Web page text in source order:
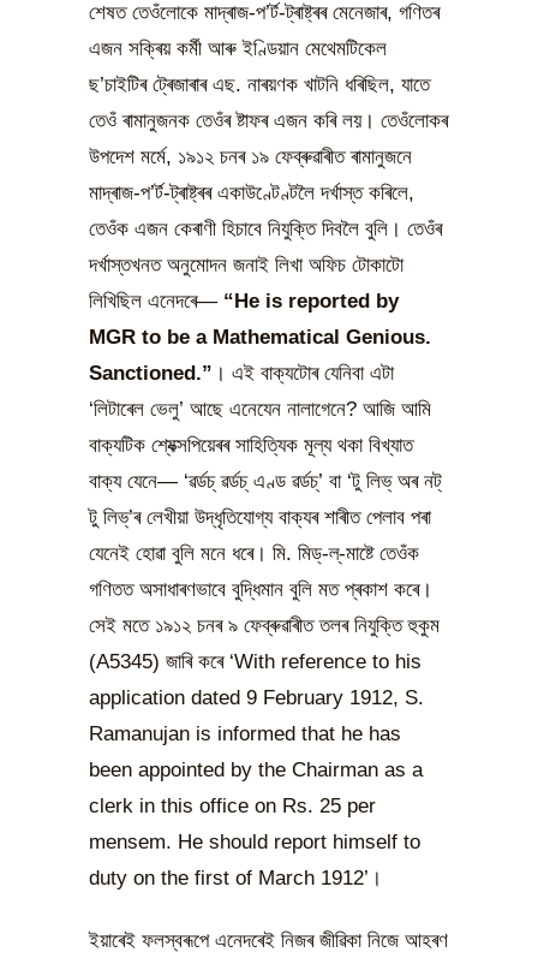
শেষত তেওঁলোকে মাদ্ৰাজ-প’ৰ্ট-ট্ৰাষ্ট্ৰৰ মেনেজাৰ, গণিতৰ
এজন সক্ৰিয় কৰ্মী আৰু ইণ্ডিয়ান মেথেমটিকেল
ছ’চাইটিৰ ট্ৰেজাৰাৰ এছ. নাৰয়ণক খাটনি ধৰিছিল, যাতে
তেওঁ ৰামানুজনক তেওঁৰ ষ্টাফৰ এজন কৰি লয়। তেওঁলোকৰ
উপদেশ মৰ্মে, ১৯১২ চনৰ ১৯ ফেব্ৰুৱাৰীত ৰামানুজনে
মাদ্ৰাজ-প’ৰ্ট-ট্ৰাষ্ট্ৰৰ একাউণ্টেণ্টলৈ দৰ্খাস্ত কৰিলে,
তেওঁক এজন কেৰাণী হিচাবে নিযুক্তি দিবলৈ বুলি। তেওঁৰ
দৰ্খাস্তখনত অনুমোদন জনাই লিখা অফিচ টোকাটো
লিখিছিল এনেদৰে— “He is reported by
MGR to be a Mathematical Genious.
Sanctioned.” । এই বাক্যটোৰ যেনিবা এটা
‘লিটাৰেল ভেলু’ আছে এনেযেন নালাগেনে? আজি আমি
বাক্যটিক শ্যেক্সপিয়েৰৰ সাহিত্যিক মূল্য থকা বিখ্যাত
বাক্য যেনে— ‘ৱৰ্ডচ্ ৱৰ্ডচ্ এণ্ড ৱৰ্ডচ্’ বা ‘টু লিভ্ অৰ নট্
টু লিভ্’ৰ লেখীয়া উদ্ধৃতিযোগ্য বাক্যৰ শাৰীত পেলাব পৰা
যেনেই হোৱা বুলি মনে ধৰে। মি. মিড্-ল্-মাষ্টে তেওঁক
গণিতত অসাধাৰণভাবে বুদ্ধিমান বুলি মত প্ৰকাশ কৰে।
সেই মতে ১৯১২ চনৰ ৯ ফেব্ৰুৱাৰীত তলৰ নিযুক্তি হুকুম
(A5345) জাৰি কৰে ‘With reference to his
application dated 9 February 1912, S.
Ramanujan is informed that he has
been appointed by the Chairman as a
clerk in this office on Rs. 25 per
mensem. He should report himself to
duty on the first of March 1912’।
ইয়াৰেই ফলস্বৰূপে এনেদৰেই নিজৰ জীৱিকা নিজে আহৰণ